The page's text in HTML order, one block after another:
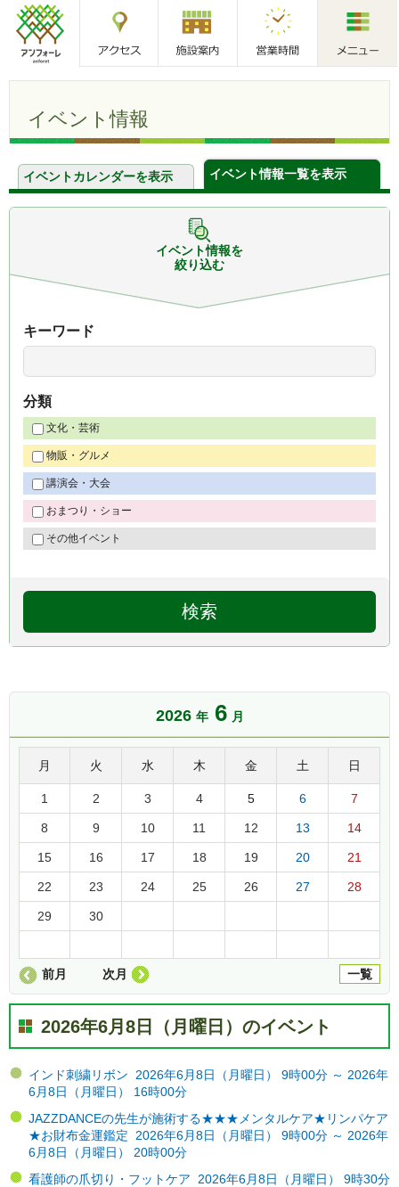
アンフォーレ 施設案内 営業時間
イベント情報
イベントカレンダーを表示 イベント情報一覧を表示
イベント情報を
絞り込む
キーワード
分類
文化・芸術
物販・グルメ
講演会・大会
おまつり・ショー
その他イベント
2026 年 6 月
月 火 水 木 金 土 日
1 2 3 4 5 6 7
8 9 10 11 12 13 14
15 16 17 18 19 20 21
22 23 24 25 26 27 28
29 30
前月 一覧
次月
2026年6月8日（月曜日）のイベント
インド刺繍リボン 2026年6月8日（月曜日） 9時00分 ～ 2026年
6月8日（月曜日） 16時00分
JAZZDANCEの先生が施術する★★★メンタルケア★リンパケア
★お財布金運鑑定 2026年6月8日（月曜日） 9時00分 ～ 2026年
6月8日（月曜日） 20時00分
看護師の爪切り・フットケア 2026年6月8日（月曜日） 9時30分